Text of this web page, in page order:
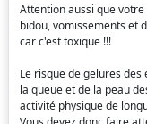
Attention aussi que
bidou, vomissements et
car c'est toxique !!!
Le risque de gelures
la queue et de la peau
activité physique de